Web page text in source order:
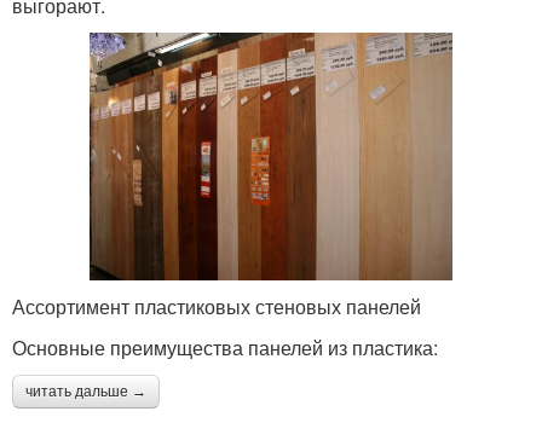
Ассортимент пластиковых стеновых панелей
Основные преимущества панелей из пластика:
читать дальше →